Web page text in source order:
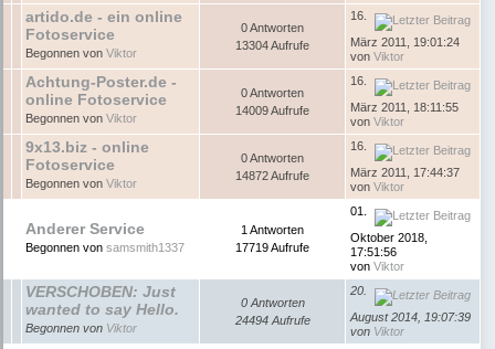
artido.de - ein online
Fotoservice
Begonnen von Viktor
0 Antworten
13304 Aufrufe
16.
März 2011, 19:01:24
von Viktor
Achtung-Poster.de -
online Fotoservice
Begonnen von Viktor
0 Antworten
14009 Aufrufe
16.
März 2011, 18:11:55
von Viktor
9x13.biz - online
Fotoservice
Begonnen von Viktor
0 Antworten
14872 Aufrufe
16.
März 2011, 17:44:37
von Viktor
Anderer Service
Begonnen von samsmith1337
1 Antworten
17719 Aufrufe
01.
Oktober 2018,
17:51:56
von Viktor
VERSCHOBEN: Just
wanted to say Hello.
Begonnen von Viktor
0 Antworten
24494 Aufrufe
20.
August 2014, 19:07:39
von Viktor